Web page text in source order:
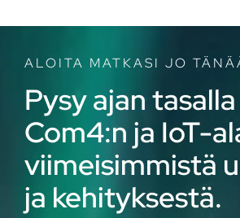
ALOITA MATKASI JO
Pysy ajan tasalla
Com4:n ja IoT-
viimeisimmistä
ja kehityksestä.